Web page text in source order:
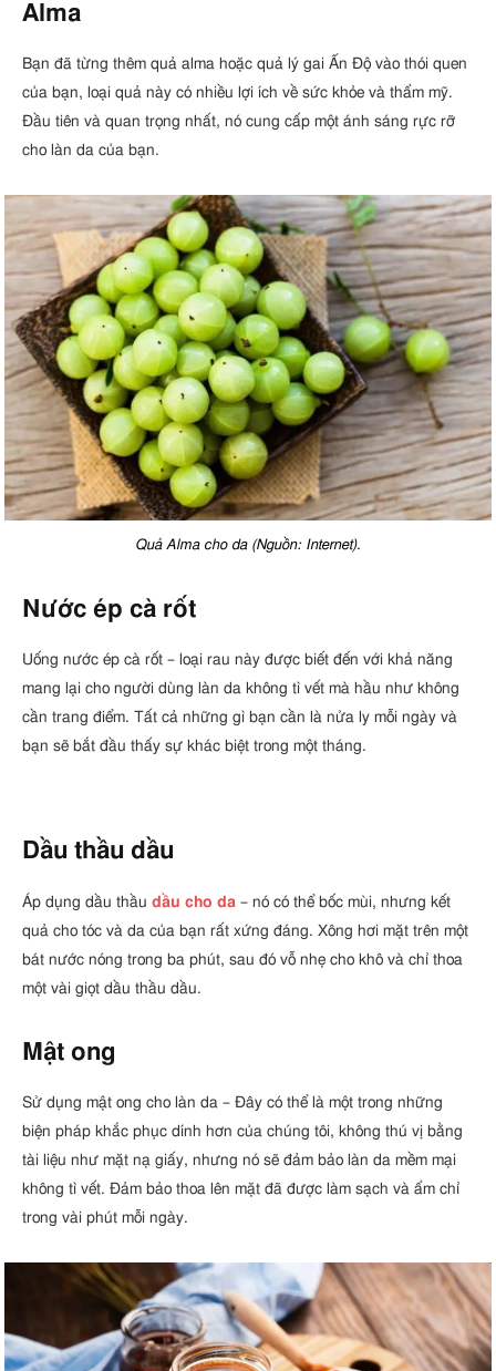
Alma
Bạn đã từng thêm quả alma hoặc quả lý gai Ấn Độ vào thói quen
của bạn, loại quả này có nhiều lợi ích về sức khỏe và thẩm mỹ.
Đầu tiên và quan trọng nhất, nó cung cấp một ánh sáng rực rỡ
cho làn da của bạn.
Quả Alma cho da (Nguồn: Internet).
Nước ép cà rốt
Uống nước ép cà rốt – loại rau này được biết đến với khả năng
mang lại cho người dùng làn da không tì vết mà hầu như không
cần trang điểm. Tất cả những gì bạn cần là nửa ly mỗi ngày và
bạn sẽ bắt đầu thấy sự khác biệt trong một tháng.
Dầu thầu dầu
Áp dụng dầu thầu dầu cho da – nó có thể bốc mùi, nhưng kết
quả cho tóc và da của bạn rất xứng đáng. Xông hơi mặt trên một
bát nước nóng trong ba phút, sau đó vỗ nhẹ cho khô và chỉ thoa
một vài giọt dầu thầu dầu.
Mật ong
Sử dụng mật ong cho làn da – Đây có thể là một trong những
biện pháp khắc phục dính hơn của chúng tôi, không thú vị bằng
tài liệu như mặt nạ giấy, nhưng nó sẽ đảm bảo làn da mềm mại
không tì vết. Đảm bảo thoa lên mặt đã được làm sạch và ẩm chỉ
trong vài phút mỗi ngày.